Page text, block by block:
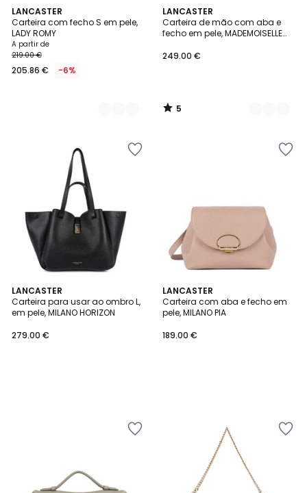
LANCASTER
Carteira com fecho S em pele,
LADY ROMY
A partir de
219.00 €
205.86 € -6%
2
Cores
LANCASTER
Carteira de mão com aba e
fecho em pele, MADEMOISELLE
249.00 €
5
/
5
2
Cores
5
/
LANCASTER
Carteira para usar ao ombro L,
em pele, MILANO HORIZON
279.00 €
LANCASTER
Carteira com aba e fecho em
pele, MILANO PIA
189.00 €